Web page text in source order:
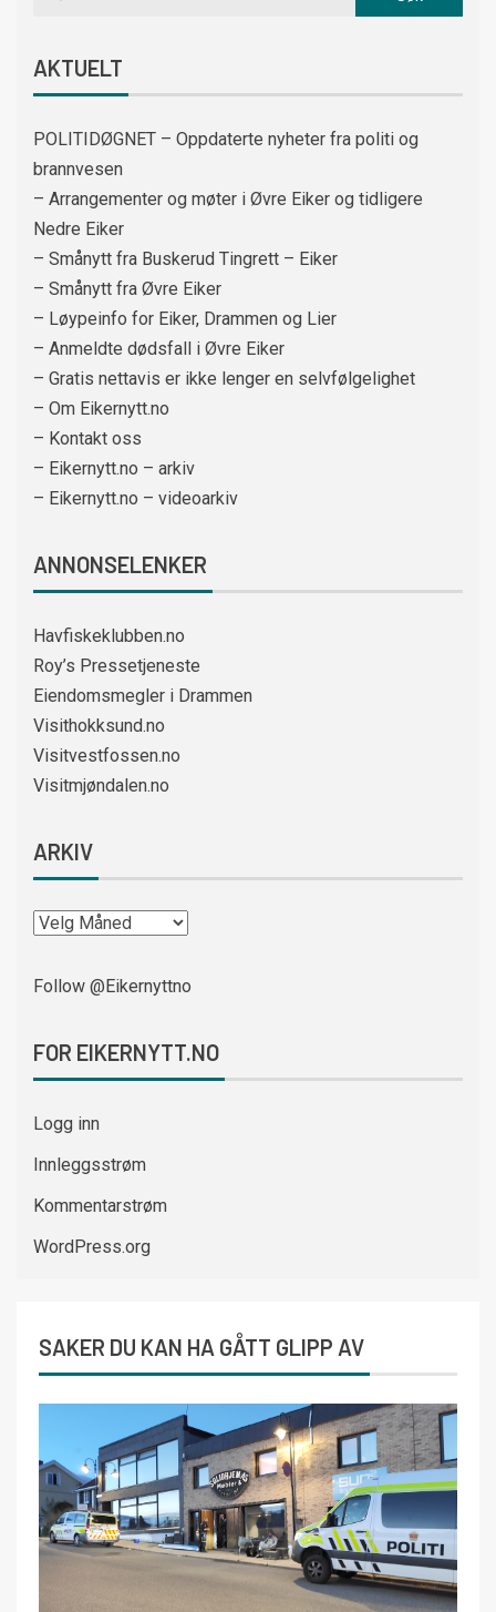
AKTUELT
POLITIDØGNET – Oppdaterte nyheter fra politi og
brannvesen
– Arrangementer og møter i Øvre Eiker og tidligere
Nedre Eiker
– Smånytt fra Buskerud Tingrett – Eiker
– Smånytt fra Øvre Eiker
– Løypeinfo for Eiker, Drammen og Lier
– Anmeldte dødsfall i Øvre Eiker
– Gratis nettavis er ikke lenger en selvfølgelighet
– Om Eikernytt.no
– Kontakt oss
– Eikernytt.no – arkiv
– Eikernytt.no – videoarkiv
ANNONSELENKER
Havfiskeklubben.no
Roy’s Pressetjeneste
Eiendomsmegler i Drammen
Visithokksund.no
Visitvestfossen.no
Visitmjøndalen.no
ARKIV
Follow @Eikernyttno
FOR EIKERNYTT.NO
Logg inn
Innleggsstrøm
Kommentarstrøm
WordPress.org
SAKER DU KAN HA GÅTT GLIPP AV